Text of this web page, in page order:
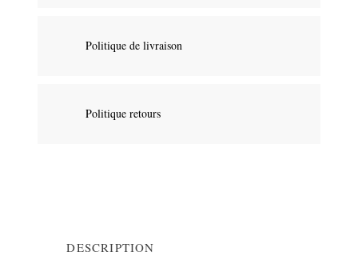
Politique de livraison
Politique retours
DESCRIPTION